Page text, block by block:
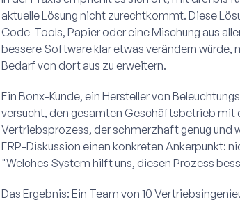
aktuelle Lösung nicht zurechtkommt. Diese
Code-Tools, Papier oder eine Mischung aus
bessere Software klar etwas verändern
Bedarf von dort aus zu erweitern.
Ein Bonx-Kunde, ein Hersteller von
versucht, den gesamten Geschäftsbetrieb mit
Vertriebsprozess, der schmerzhaft genug und
ERP-Diskussion einen konkreten Ankerpunkt:
"Welches System hilft uns, diesen Prozess
Das Ergebnis: Ein Team von 10